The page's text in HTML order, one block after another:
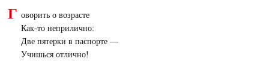
Г оворить о возрасте
Как-то неприлично:
Две пятерки в паспорте —
Учишься отлично!